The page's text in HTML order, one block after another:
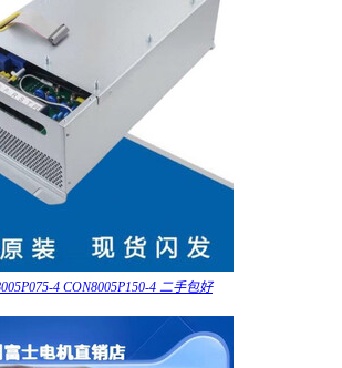
4 CON8005P150-4 二手包好